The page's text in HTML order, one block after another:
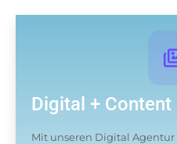
Digital +
Mit unseren Digital